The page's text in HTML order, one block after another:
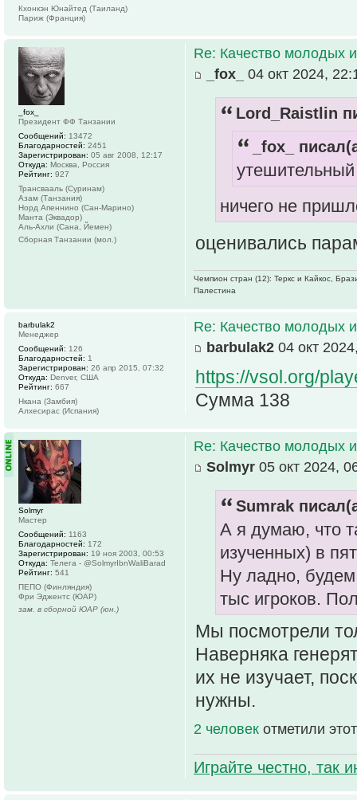
Кхонкэн Юнайтед (Таиланд)
Париж (Франция)
Re: Качество молодых
_fox_
04 окт 2024,
Lord_Raistlin
_fox_
ничего не
оценивались
Чемпион стран (12): Теркс и Кайкос,
Палестина
_fox_
Президент ФФ Танзании
Сообщений: 13472
Благодарностей: 2451
Зарегистрирован: 05 авг 2008, 12:17
Откуда: Москва, Россия
Рейтинг: 927
Трансвааль (Суринам)
Азам (Танзания)
Норд Апеннино (Сан-Марино)
Манта (Эквадор)
Аль-Ахли (Сана, Йемен)
Сборная Танзании (мол.)
Re: Качество молодых
barbulak2 04 окт
https://vsol.org/
Сумма 138
barbulak2
Менеджер
Сообщений: 126
Благодарностей: 1
Зарегистрирован: 26 апр 2015, 07:32
Откуда: Denver, США
Рейтинг: 667
Нкана (Замбия)
Алхесирас (Испания)
Re: Качество молодых
Solmyr 05 окт 2024,
Sumrak
А я думаю, что
изученных) в
Ну ладно, будем
тыс игроков.
Мы посмотрели
Наверняка
их не изучает,
нужны.
2 человек отметили
Играйте честно, так
Solmyr
Мастер
Сообщений: 1163
Благодарностей: 172
Зарегистрирован: 19 ноя 2003, 00:53
Откуда: Телега - @SolmyrIbnWaliBarad
Рейтинг: 541
ПЕПО (Финляндия)
Фри Эджентс (ЮАР)
зам. в сборной ЮАР (юн.)